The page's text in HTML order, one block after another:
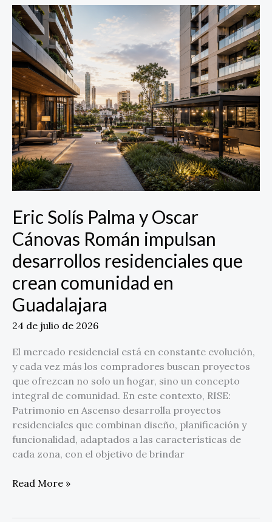
Eric Solís Palma y Oscar
Cánovas Román impulsan
desarrollos residenciales que
crean comunidad en
Guadalajara
24 de julio de 2026
El mercado residencial está en constante evolución,
y cada vez más los compradores buscan proyectos
que ofrezcan no solo un hogar, sino un concepto
integral de comunidad. En este contexto, RISE:
Patrimonio en Ascenso desarrolla proyectos
residenciales que combinan diseño, planificación y
funcionalidad, adaptados a las características de
cada zona, con el objetivo de brindar
Eric
Solís
Palma
y
Oscar
Cánovas
Román
impulsan
desarrollos
residenciales
que
crean
comunidad
Guadalajara
Read More »